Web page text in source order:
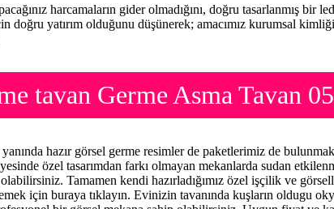
harcamaların gider olmadığını, doğru tasarlanmış bir
doğru yatırım olduğunu düşünerek; amacımız kurumsal
tavan Germe Asma Tavan
hazır görsel germe resimler de paketlerimiz de
özel tasarımdan farkı olmayan mekanlarda sudan
Tamamen kendi hazırladığımız özel işçilik ve
için buraya tıklayın. Evinizin tavanında kuşların oldugu